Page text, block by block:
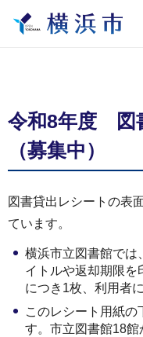
令和8年度 図
（募集中）
図書貸出レシートの表
ています。
横浜市立図書館では
イトルや返却期限を
につき1枚、利用者
このレシート用紙の
す。市立図書館18